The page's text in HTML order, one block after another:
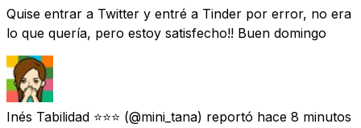
Quise entrar a Twitter y entré a Tinder por error, no era
lo que quería, pero estoy satisfecho!! Buen domingo
Inés Tabilidad ⭐⭐⭐ (@mini_tana) reportó hace 8 minutos